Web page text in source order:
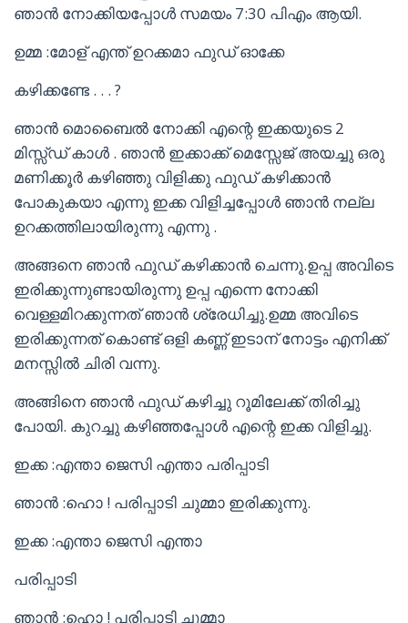
ഞാൻ നോക്കിയപ്പോൾ സമയം 7:30 പിഎം ആയി.
ഉമ്മ :മോള് എന്ത് ഉറക്കമാ ഫുഡ് ഓക്കേ
കഴിക്കണ്ടേ . . . ?
ഞാൻ മൊബൈൽ നോക്കി എന്റെ ഇക്കയുടെ 2
മിസ്സ്ഡ് കാൾ . ഞാൻ ഇക്കാക്ക് മെസ്സേജ് അയച്ചു ഒരു
മണിക്കൂർ കഴിഞ്ഞു വിളിക്കു ഫുഡ് കഴിക്കാൻ
പോകുകയാ എന്നു ഇക്ക വിളിച്ചപ്പോൾ ഞാൻ നല്ല
ഉറക്കത്തിലായിരുന്നു എന്നു .
അങ്ങനെ ഞാൻ ഫുഡ് കഴിക്കാൻ ചെന്നു.ഉപ്പ അവിടെ
ഇരിക്കുന്നുണ്ടായിരുന്നു ഉപ്പ എന്നെ നോക്കി
വെള്ളമിറക്കുന്നത് ഞാൻ ശ്രേധിച്ചു.ഉമ്മ അവിടെ
ഇരിക്കുന്നത് കൊണ്ട് ഒളി കണ്ണ് ഇടാന് നോട്ടം എനിക്ക്
മനസ്സിൽ ചിരി വന്നു.
അങ്ങിനെ ഞാൻ ഫുഡ് കഴിച്ചു റൂമിലേക്ക് തിരിച്ചു
പോയി. കുറച്ചു കഴിഞ്ഞപ്പോൾ എന്റെ ഇക്ക വിളിച്ചു.
ഇക്ക :എന്താ ജെസി എന്താ പരിപ്പാടി
ഞാൻ :ഹൊ ! പരിപ്പാടി ചുമ്മാ ഇരിക്കുന്നു.
ഇക്ക :എന്താ ജെസി എന്താ
പരിപ്പാടി
ഞാൻ :ഹൊ ! പരിപ്പാടി ചുമ്മാ